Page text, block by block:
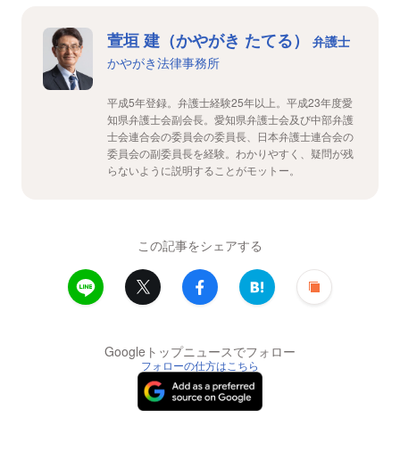
萱垣 建（かやがき たてる）
弁護士
かやがき法律事務所
平成5年登録。弁護士経験25年以上。平成23年度愛
知県弁護士会副会長。愛知県弁護士会及び中部弁護
士会連合会の委員会の委員長、日本弁護士連合会の
委員会の副委員長を経験。わかりやすく、疑問が残
らないように説明することがモットー。
この記事をシェアする
Googleトップニュースでフォロー
フォローの仕方はこちら